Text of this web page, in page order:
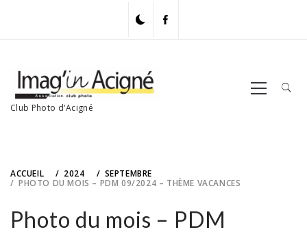
Club Photo d'Acigné
Primary
Menu
ACCUEIL 2024
SEPTEMBRE
PHOTO DU MOIS – PDM 09/2024 – THÈME VACANCES
Photo du mois – PDM